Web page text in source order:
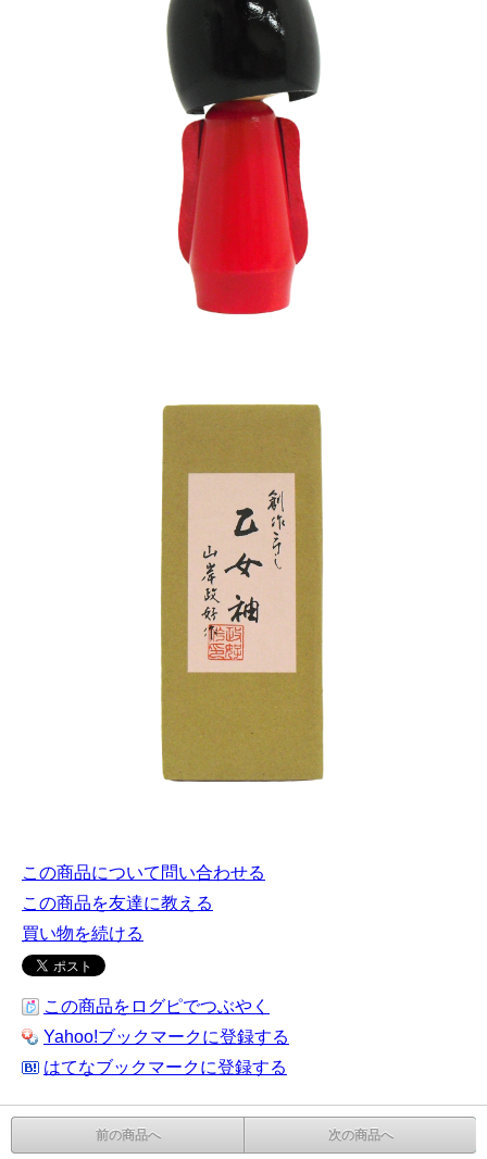
この商品について問い合わせる
この商品を友達に教える
買い物を続ける
この商品をログピでつぶやく
Yahoo!ブックマークに登録する
はてなブックマークに登録する
前の商品へ 次の商品へ